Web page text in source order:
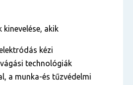
kinevelése, akik
kézi
technológiák
a munka-és tűzvédelmi